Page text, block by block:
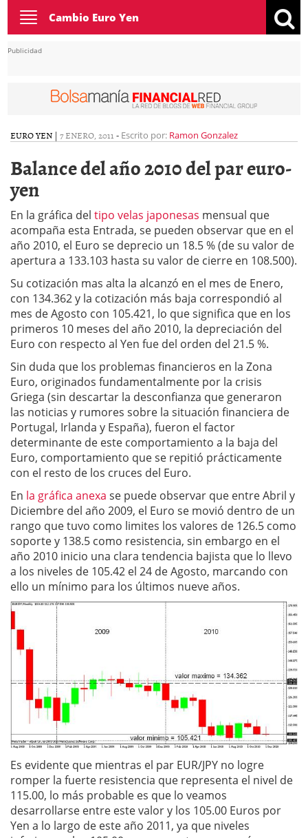
Toggle
navigation
Cambio Euro Yen
Publicidad
EURO YEN | 7 ENERO, 2011 - Escrito por: Ramon Gonzalez
Balance del año 2010 del par euro-
yen
En la gráfica del tipo velas japonesas mensual que
acompaña esta Entrada, se pueden observar que en el
año 2010, el Euro se deprecio un 18.5 % (de su valor de
apertura a 133.103 hasta su valor de cierre en 108.500).
Su cotización mas alta la alcanzó en el mes de Enero,
con 134.362 y la cotización más baja correspondió al
mes de Agosto con 105.421, lo que significa que en los
primeros 10 meses del año 2010, la depreciación del
Euro con respecto al Yen fue del orden del 21.5 %.
Sin duda que los problemas financieros en la Zona
Euro, originados fundamentalmente por la crisis
Griega (sin descartar la desconfianza que generaron
las noticias y rumores sobre la situación financiera de
Portugal, Irlanda y España), fueron el factor
determinante de este comportamiento a la baja del
Euro, comportamiento que se repitió prácticamente
con el resto de los cruces del Euro.
En la gráfica anexa se puede observar que entre Abril y
Diciembre del año 2009, el Euro se movió dentro de un
rango que tuvo como limites los valores de 126.5 como
soporte y 138.5 como resistencia, sin embargo en el
año 2010 inicio una clara tendencia bajista que lo llevo
a los niveles de 105.42 el 24 de Agosto, marcando con
ello un mínimo para los últimos nueve años.
Es evidente que mientras el par EUR/JPY no logre
romper la fuerte resistencia que representa el nivel de
115.00, lo más probable es que lo veamos
desarrollarse entre este valor y los 105.00 Euros por
Yen a lo largo de este año 2011, ya que niveles